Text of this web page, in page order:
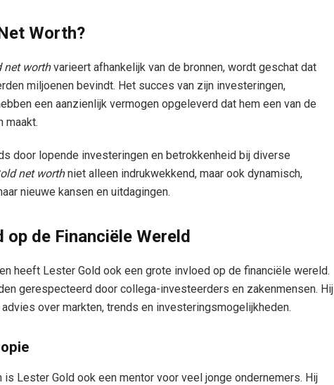
Worth?
net worthvarieert afhankelijk van de bronnen, wordt geschat dat
miljoenen bevindt. Het succes van zijn investeringen,
een aanzienlijk vermogen opgeleverd dat hem een van de
maakt.
door lopende investeringen en betrokkenheid bij diverse
net worthniet alleen indrukwekkend, maar ook dynamisch,
nieuwe kansen en uitdagingen.
de Financiële Wereld
heeft Lester Gold ook een grote invloed op de financiële wereld.
gerespecteerd door collega-investeerders en zakenmensen. Hij
over markten, trends en investeringsmogelijkheden.
Lester Gold ook een mentor voor veel jonge ondernemers. Hij